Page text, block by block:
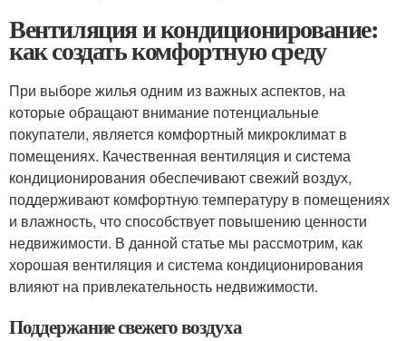
Вентиляция и кондиционирование:
как создать комфортную среду
При выборе жилья одним из важных аспектов, на
которые обращают внимание потенциальные
покупатели, является комфортный микроклимат в
помещениях. Качественная вентиляция и система
кондиционирования обеспечивают свежий воздух,
поддерживают комфортную температуру в помещениях
и влажность, что способствует повышению ценности
недвижимости. В данной статье мы рассмотрим, как
хорошая вентиляция и система кондиционирования
влияют на привлекательность недвижимости.
Поддержание свежего воздуха